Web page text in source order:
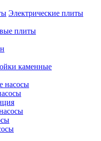
Электрические плиты
плиты
каменные
насосы